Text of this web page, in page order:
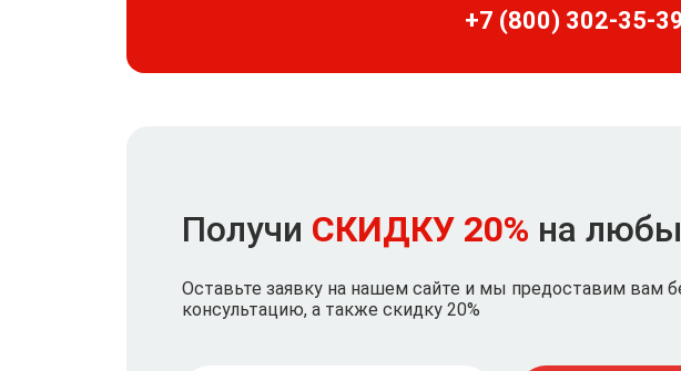
+7 (800) 302-35-39
Получи СКИДКУ 20% на
Оставьте заявку на нашем сайте и мы предоставим вам
консультацию, а также скидку 20%